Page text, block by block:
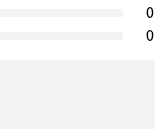
0
0